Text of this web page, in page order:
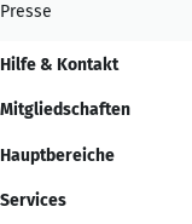
Presse
Hilfe & Kontakt
Mitgliedschaften
Hauptbereiche
Services